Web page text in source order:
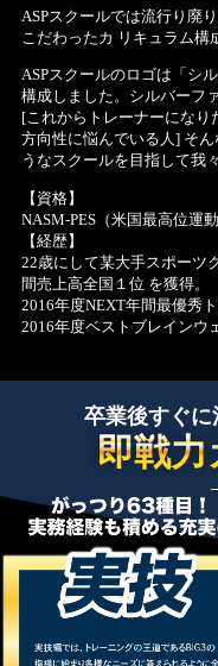
ASPスクールでは流行り廃
こだわったカ リキュラム構
ASPスクールのロゴは「シ
構成しました。シルバーフ
[これからトレーナーにな
方向性に悩んでいる人] そ
うなスクールを目指して我
【資格】
NASM-PES（米国最高位運
【経歴】
22歳にして某大手スポーツ
間売上高全国１位 を獲得。
2016年度NEXT年間最優秀
2016年度ベストブレインウ
卒業後すぐ
即戦